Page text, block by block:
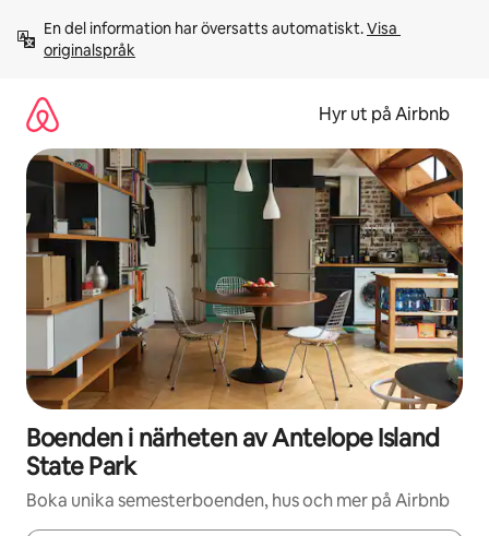
innehåll
En del information har översatts automatiskt. Visa
originalspråk
Hyr ut på Airbnb
Boenden i närheten av Antelope Island
State Park
Boka unika semesterboenden, hus och mer på Airbnb